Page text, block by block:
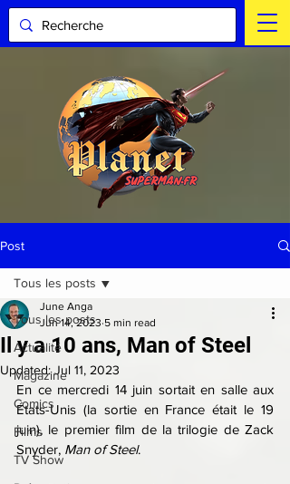
Post
Tous les posts
Actualité
Magazine
Comics
Films
TV Show
Tous les posts
Il y a 10 ans, Man of Steel
June Anga
Jun 14, 2023 5 min read
Updated:Jul 11, 2023
En ce mercredi 14 juin sortait en salle aux
États-Unis (la sortie en France était le 19
juin), le premier film de la trilogie de Zack
Snyder, Man of Steel.